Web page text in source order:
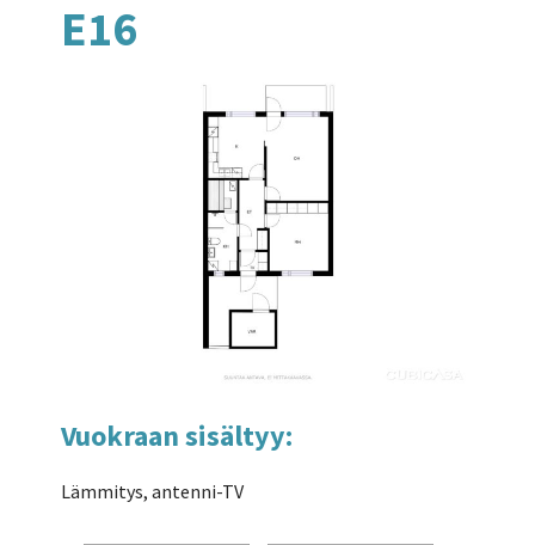
E16
Vuokraan sisältyy:
Lämmitys, antenni-TV